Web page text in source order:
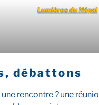
Lumières du Népal
débattons
rencontre ? une